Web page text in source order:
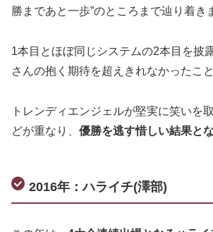
勝まであと一歩”のところまで辿り着き
1本目とほぼ同じシステムの2本目を披
さんの抱く期待を超えきれなかったこと
トレンディエンジェルが堅実に笑いを
どが重なり、 優勝を逃す惜しい結果と
2016年：ハライチ(澤部)